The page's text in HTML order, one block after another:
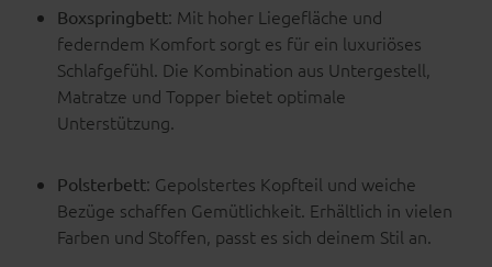
Boxspringbett: Mit hoher Liegefläche und
federndem Komfort sorgt es für ein luxuriöses
Schlafgefühl. Die Kombination aus Untergestell,
Matratze und Topper bietet optimale
Unterstützung.
Polsterbett: Gepolstertes Kopfteil und weiche
Bezüge schaffen Gemütlichkeit. Erhältlich in vielen
Farben und Stoffen, passt es sich deinem Stil an.